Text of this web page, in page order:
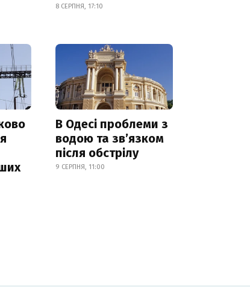
8 СЕРПНЯ, 17:10
В Одесі проблеми з
водою та звʼязком
після обстрілу
9 СЕРПНЯ, 11:00